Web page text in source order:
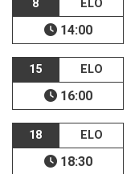
8 ELO
14:00
15 ELO
16:00
18 ELO
18:30